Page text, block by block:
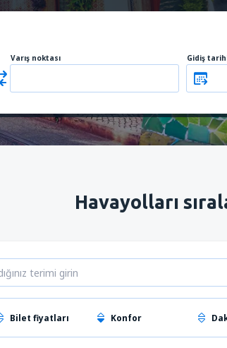
Varış noktası Gidiş
Havayolları
Bilet fiyatları Konfor